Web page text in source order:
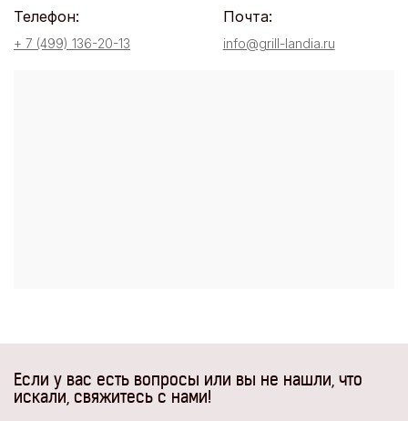
Телефон:
+ 7 (499) 136-20-13
Почта:
info@grill-landia.ru
Если у вас есть вопросы или вы не нашли, что
искали, свяжитесь с нами!